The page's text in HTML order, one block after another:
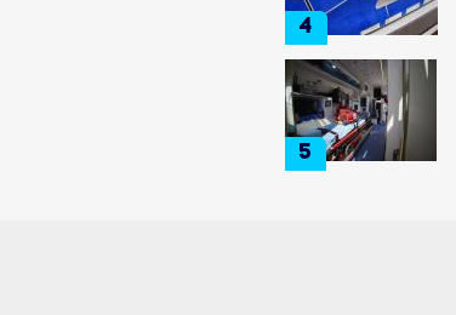
4
5